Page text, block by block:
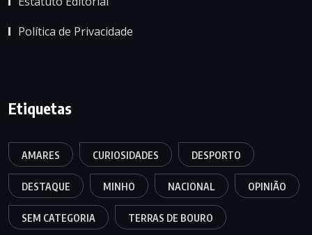
Política de Privacidade
Etiquetas
AMARES CURIOSIDADES DESPORTO
DESTAQUE MINHO NACIONAL OPINIÃO
SEM CATEGORIA TERRAS DE BOURO